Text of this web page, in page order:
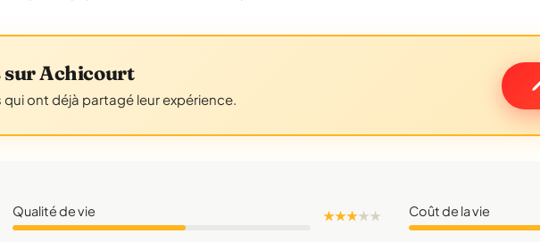
sur Achicourt
qui ont déjà partagé leur expérience.
Qualité de vie ★ ★ ★★★ Coût de la vie